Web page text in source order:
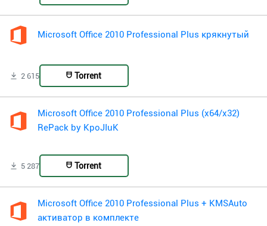
Microsoft Office 2010 Professional Plus крякнутый
2 615 Torrent
Microsoft Office 2010 Professional Plus (x64/x32)
RePack by KpoJIuK
5 287 Torrent
Microsoft Office 2010 Professional Plus + KMSAuto
активатор в комплекте